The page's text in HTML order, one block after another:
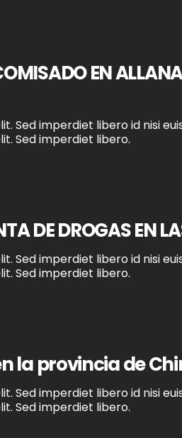
EN
Sed imperdiet libero id nisi
Sed imperdiet libero.
DE DROGAS EN
Sed imperdiet libero id nisi
Sed imperdiet libero.
la provincia de
Sed imperdiet libero id nisi
Sed imperdiet libero.